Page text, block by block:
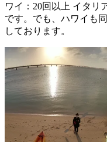
ワイ：20回以上 イタリ
です。でも、ハワイも
しております。